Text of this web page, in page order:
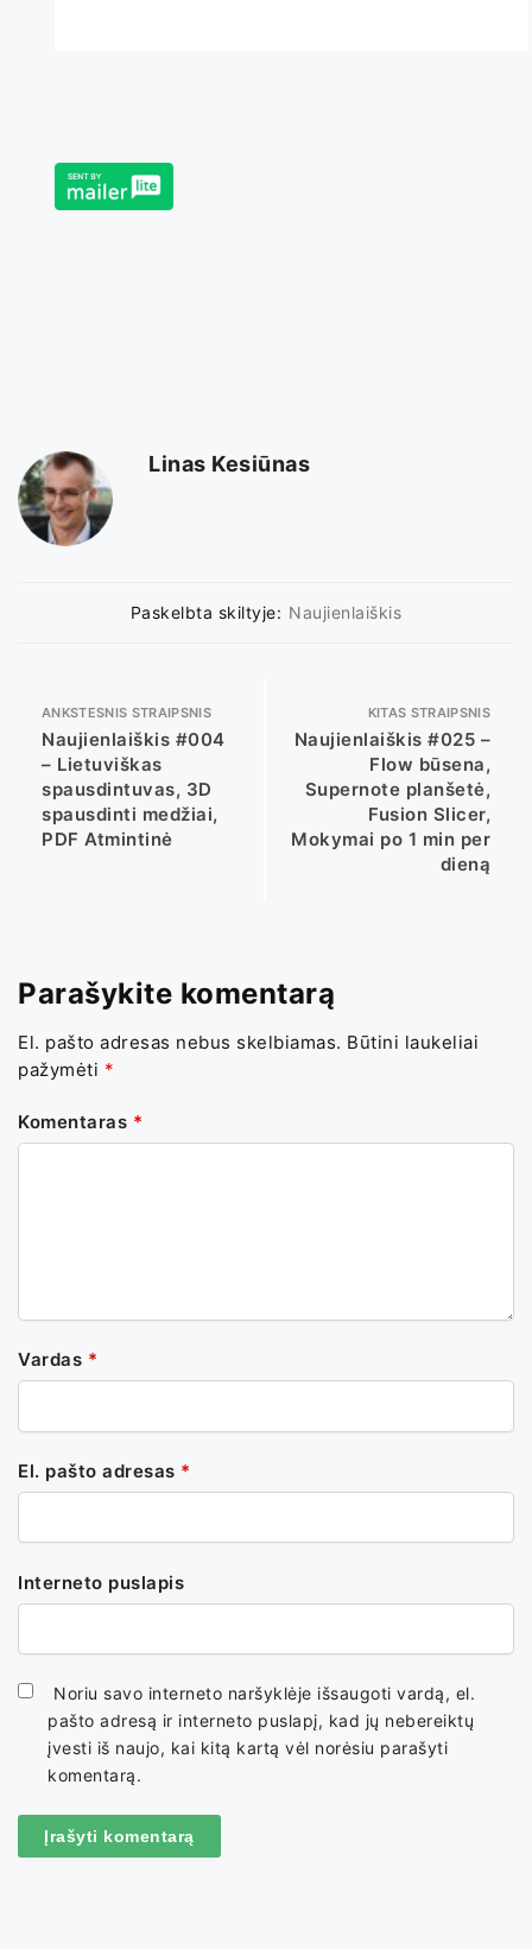
Linas Kesiūnas
Paskelbta skiltyje: Naujienlaiškis
ANKSTESNIS STRAIPSNIS
Naujienlaiškis #004
– Lietuviškas
spausdintuvas, 3D
spausdinti medžiai,
PDF Atmintinė
KITAS STRAIPSNIS
Naujienlaiškis #025 –
Flow būsena,
Supernote planšetė,
Fusion Slicer,
Mokymai po 1 min per
dieną
Parašykite komentarą
El. pašto adresas nebus skelbiamas. Būtini laukeliai
pažymėti *
Komentaras *
Vardas *
El. pašto adresas *
Interneto puslapis
Noriu savo interneto naršyklėje išsaugoti vardą, el.
pašto adresą ir interneto puslapį, kad jų nebereiktų
įvesti iš naujo, kai kitą kartą vėl norėsiu parašyti
komentarą.